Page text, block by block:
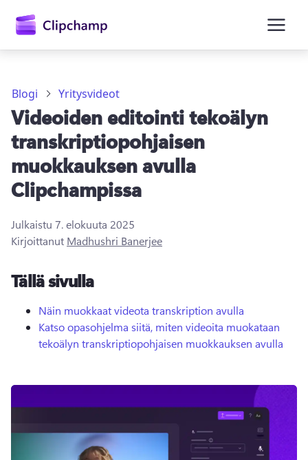
Kirjaudu sisään
Kokeile maksutta
Blogi Yritysvideot
Videoiden editointi tekoälyn
transkriptiopohjaisen
muokkauksen avulla
Clipchampissa
Julkaistu 7. elokuuta 2025
Kirjoittanut Madhushri Banerjee
Tällä sivulla
Näin muokkaat videota transkription avulla
Katso opasohjelma siitä, miten videoita muokataan
tekoälyn transkriptiopohjaisen muokkauksen avulla